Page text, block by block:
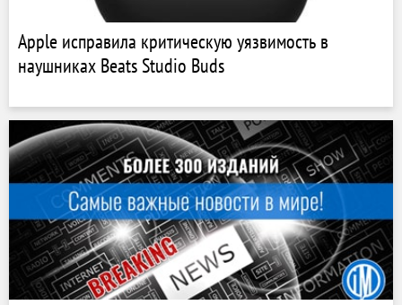
Apple исправила критическую уязвимость в
наушниках Beats Studio Buds